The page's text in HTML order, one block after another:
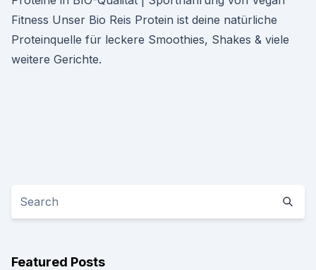
Fitness Unser Bio Reis Protein ist deine natürliche
Proteinquelle für leckere Smoothies, Shakes & viele
weitere Gerichte.
Featured Posts